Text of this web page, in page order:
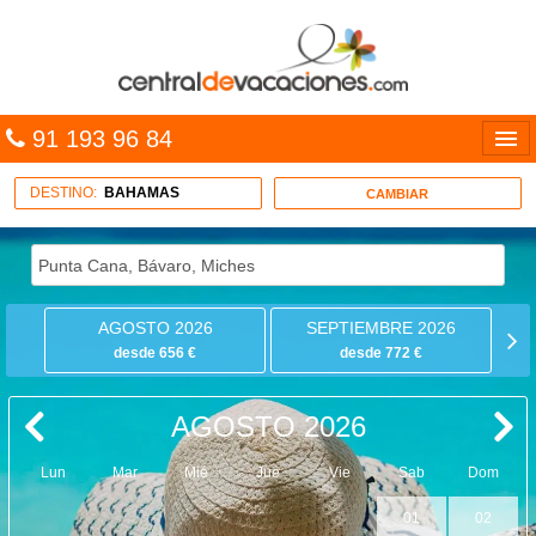
91 193 96 84
MULTIDESTINO
VACACIONES
CARIBE
OFERTAS
DESTINO: BAHAMAS CAMBIAR
AGOSTO 2026
desde 656 €
SEPTIEMBRE 2026
desde 772 €
AGOSTO 2026
Lun Mar Mié Jue Vie Sab Dom
01 02